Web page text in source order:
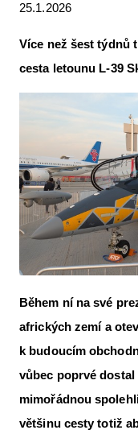
25.1.2026
Více než šest týdnů
cesta letounu L-39
Během ní na své
afrických zemí a
k budoucím
vůbec poprvé
mimořádnou
většinu cesty totiž